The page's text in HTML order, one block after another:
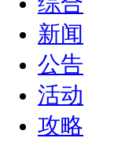
新闻
公告
活动
攻略